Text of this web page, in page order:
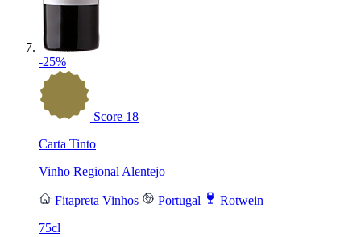
-25%
Score 18
Carta Tinto
Vinho Regional Alentejo
Fitapreta Vinhos Portugal
Rotwein
75cl